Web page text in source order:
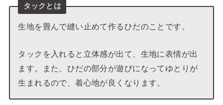
タックとは
生地を畳んで縫い止めて作るひだのことです。
タックを入れると立体感が出て、生地に表情が出
ます。また、ひだの部分が遊びになってゆとりが
生まれるので、着心地が良くなります。